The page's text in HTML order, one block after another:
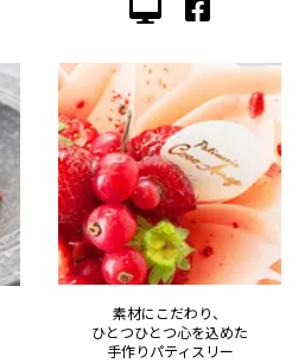
素材にこだわり、
ひとつひとつ心を込めた
手作りパティスリー